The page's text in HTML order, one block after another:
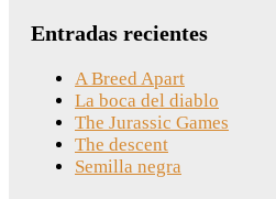
Entradas recientes
A Breed Apart
La boca del diablo
The Jurassic Games
The descent
Semilla negra